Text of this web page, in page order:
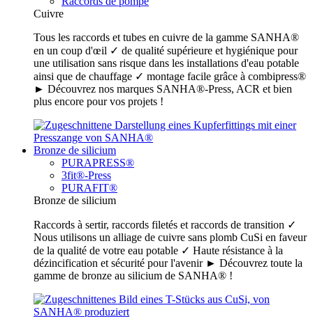
Cuivre
Tous les raccords et tubes en cuivre de la gamme SANHA®
en un coup d'œil ✓ de qualité supérieure et hygiénique pour
une utilisation sans risque dans les installations d'eau potable
ainsi que de chauffage ✓ montage facile grâce à combipress®
► Découvrez nos marques SANHA®-Press, ACR et bien
plus encore pour vos projets !
Bronze de silicium
PURAPRESS®
3fit®-Press
PURAFIT®
Bronze de silicium
Raccords à sertir, raccords filetés et raccords de transition ✓
Nous utilisons un alliage de cuivre sans plomb CuSi en faveur
de la qualité de votre eau potable ✓ Haute résistance à la
dézincification et sécurité pour l'avenir ► Découvrez toute la
gamme de bronze au silicium de SANHA® !